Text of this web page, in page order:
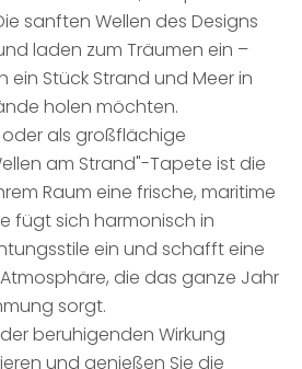
sanften Wellen des Designs
laden zum Träumen ein –
ein Stück Strand und Meer in
holen möchten.
als großflächige
am Strand"-Tapete ist die
Raum eine frische, maritime
fügt sich harmonisch in
ein und schafft eine
die das ganze Jahr
sorgt.
beruhigenden Wirkung
und genießen Sie die